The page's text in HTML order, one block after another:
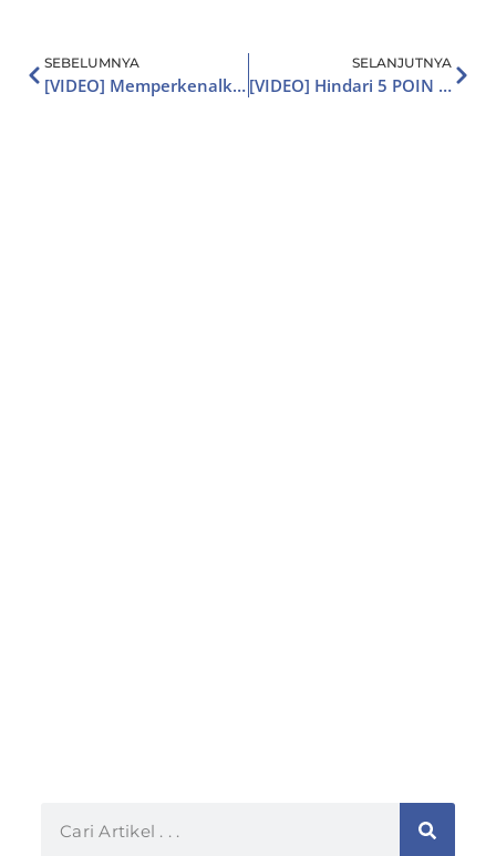
SEBELUMNYA
[VIDEO] Memperkenalkan Diri Dalam Bahasa Inggris
SELANJUTNYA
[VIDEO] Hindari 5 POIN ini agar LANCAR Bahasa Inggris